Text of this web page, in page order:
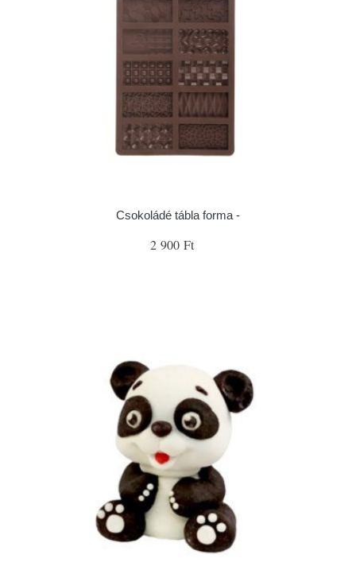
Csokoládé tábla forma -
2 900 Ft